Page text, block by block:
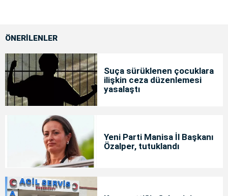
ÖNERİLENLER
Suça sürüklenen çocuklara
ilişkin ceza düzenlemesi
yasalaştı
Yeni Parti Manisa İl Başkanı
Özalper, tutuklandı